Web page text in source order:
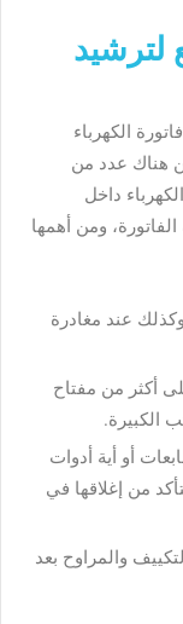
لترشيد
الكهرباء
هناك عدد من
داخل
ومن أهمها
وكذلك عند مغادرة
أكثر من مفتاح
الكبيرة.
أو أية أدوات
من إغلاقها في
والمراوح بعد